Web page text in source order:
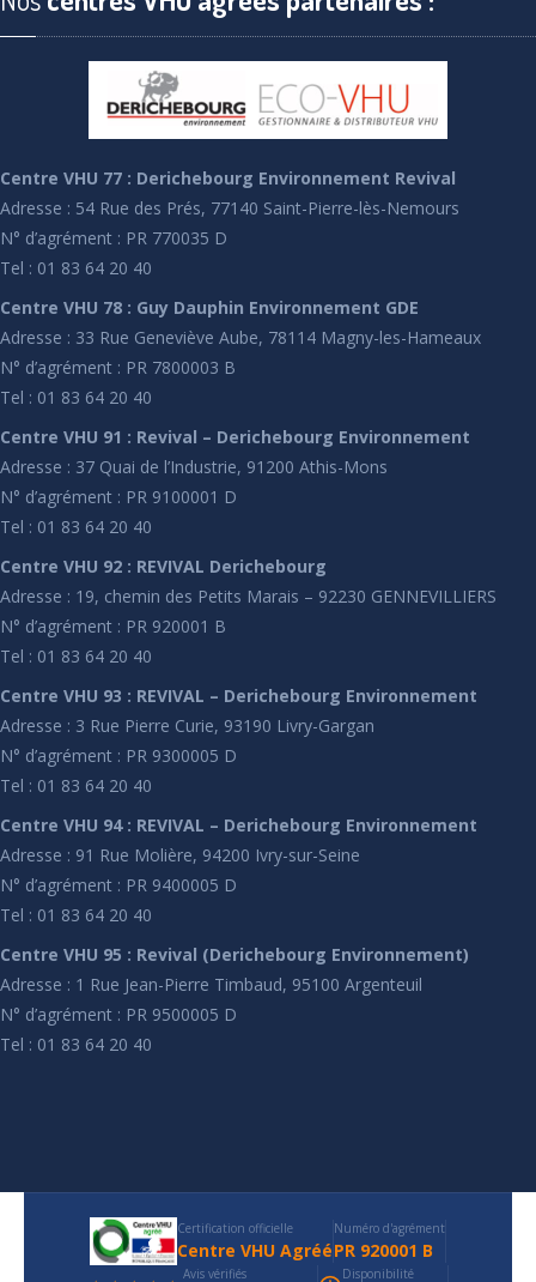
Centre VHU 77 : Derichebourg Environnement Revival
Adresse : 54 Rue des Prés, 77140 Saint-Pierre-lès-Nemours
N° d’agrément : PR 770035 D
Tel : 01 83 64 20 40
Centre VHU 78 : Guy Dauphin Environnement GDE
Adresse : 33 Rue Geneviève Aube, 78114 Magny-les-Hameaux
N° d’agrément : PR 7800003 B
Tel : 01 83 64 20 40
Centre VHU 91 : Revival – Derichebourg Environnement
Adresse : 37 Quai de l’Industrie, 91200 Athis-Mons
N° d’agrément : PR 9100001 D
Tel : 01 83 64 20 40
Centre VHU 92 : REVIVAL Derichebourg
Adresse : 19, chemin des Petits Marais – 92230 GENNEVILLIERS
N° d’agrément : PR 920001 B
Tel : 01 83 64 20 40
Centre VHU 93 : REVIVAL – Derichebourg Environnement
Adresse : 3 Rue Pierre Curie, 93190 Livry-Gargan
N° d’agrément : PR 9300005 D
Tel : 01 83 64 20 40
Centre VHU 94 : REVIVAL – Derichebourg Environnement
Adresse : 91 Rue Molière, 94200 Ivry-sur-Seine
N° d’agrément : PR 9400005 D
Tel : 01 83 64 20 40
Centre VHU 95 : Revival (Derichebourg Environnement)
Adresse : 1 Rue Jean-Pierre Timbaud, 95100 Argenteuil
N° d’agrément : PR 9500005 D
Tel : 01 83 64 20 40
Certification officielle
Centre VHU Agréé
Numéro d'agrément
PR 920001 B
Avis vérifiés Disponibilité